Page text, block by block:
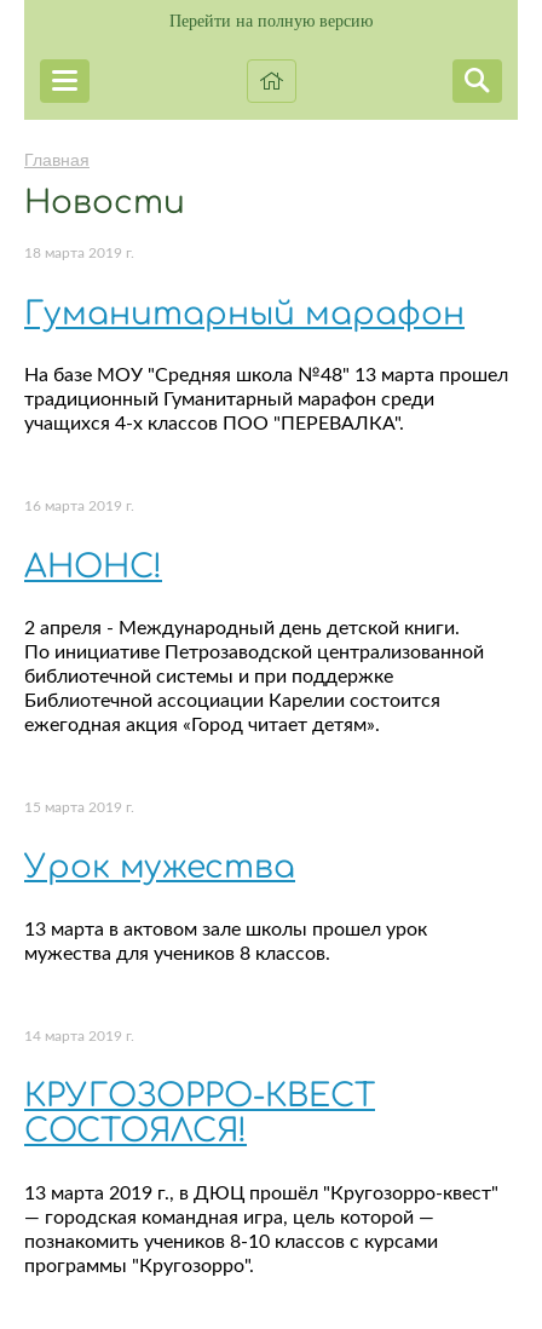
Перейти на полную версию
Главная
Новости
18 марта 2019 г.
Гуманитарный марафон
На базе МОУ "Средняя школа №48" 13 марта прошел
традиционный Гуманитарный марафон среди
учащихся 4-х классов ПОО "ПЕРЕВАЛКА".
16 марта 2019 г.
АНОНС!
2 апреля - Международный день детской книги.
По инициативе Петрозаводской централизованной
библиотечной системы и при поддержке
Библиотечной ассоциации Карелии состоится
ежегодная акция «Город читает детям».
15 марта 2019 г.
Урок мужества
13 марта в актовом зале школы прошел урок
мужества для учеников 8 классов.
14 марта 2019 г.
КРУГОЗОРРО-КВЕСТ
СОСТОЯЛСЯ!
13 марта 2019 г., в ДЮЦ прошёл "Кругозорро-квест"
— городская командная игра, цель которой —
познакомить учеников 8-10 классов с курсами
программы "Кругозорро".